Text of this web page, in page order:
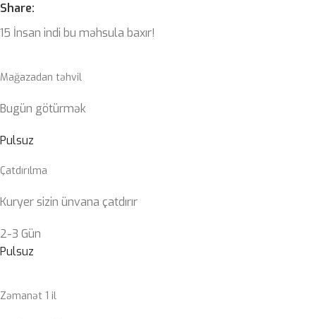
Share:
15 İnsan indi bu məhsula baxır!
Mağazadan təhvil
Bugün götürmək
Pulsuz
Çatdırılma
Kuryer sizin ünvana çatdırır
2-3 Gün
Pulsuz
Zəmanət 1 il